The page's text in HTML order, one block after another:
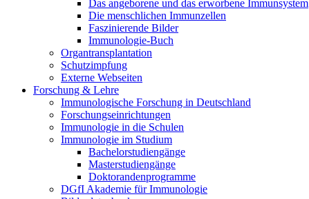
Das angeborene und das erworbene Immunsystem
Die menschlichen Immunzellen
Faszinierende Bilder
Immunologie-Buch
Organtransplantation
Schutzimpfung
Externe Webseiten
Forschung & Lehre
Immunologische Forschung in Deutschland
Forschungseinrichtungen
Immunologie in die Schulen
Immunologie im Studium
Bachelorstudiengänge
Masterstudiengänge
Doktorandenprogramme
DGfI Akademie für Immunologie